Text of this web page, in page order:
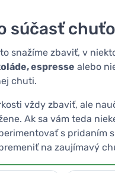
súčasť
snažíme zbaviť, v
espresse alebo
chuti.
vždy zbaviť, ale
Ak sa vám teda
s pridaním
na zaujímavý